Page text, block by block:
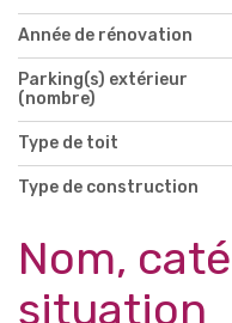
Année de rénovation
Parking(s) extérieur
(nombre)
Type de toit
Type de construction
Nom,
situation